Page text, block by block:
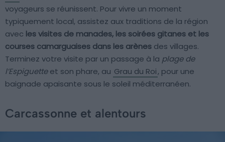
voyageurs se réunissent. Pour vivre un moment
typiquement local, assistez aux traditions de la région
avec les visites de manades, les soirées gitanes et les
courses camarguaises dans les arènes des villages.
Terminez votre visite par un passage à la plage de
l’Espiguetteet son phare, au Grau du Roi, pour une
baignade apaisante sous le soleil méditerranéen.
Carcassonne et alentours